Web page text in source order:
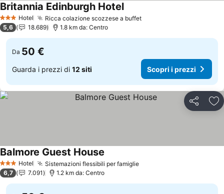
3 StelleHotel Ricca colazione scozzese a buffetScopri i prezzi
Britannia Edinburgh HotelScopri i prezzi
5,6 18.689 1.8 km da: Centro
Da 50 €
Guarda i prezzi di 12 siti Scopri i prezzi
Condividi
3 StelleHotel Sistemazioni flessibili per famiglieScopri i prezzi
Balmore Guest House
6,7 7.091 1.2 km da: Centro